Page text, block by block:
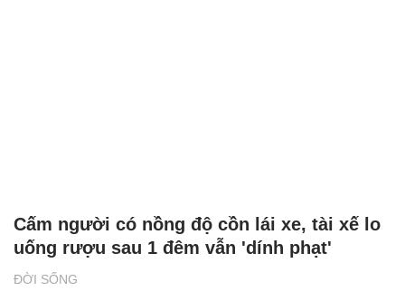
ĐỜI SỐNG
Cấm người có nồng độ cồn lái xe, tài xế lo
uống rượu sau 1 đêm vẫn 'dính phạt'